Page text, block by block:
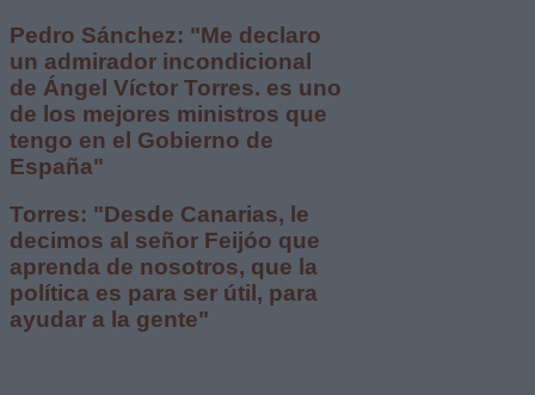
Pedro Sánchez: "Me declaro
un admirador incondicional
de Ángel Víctor Torres. es uno
de los mejores ministros que
tengo en el Gobierno de
España"
Torres: "Desde Canarias, le
decimos al señor Feijóo que
aprenda de nosotros, que la
política es para ser útil, para
ayudar a la gente"